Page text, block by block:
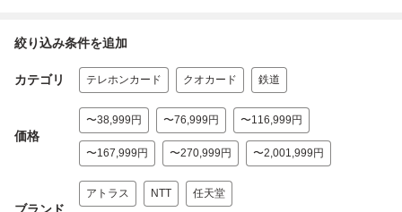
絞り込み条件を追加
カテゴリ テレホンカード クオカード 鉄道
価格
〜38,999円 〜76,999円 〜116,999円
〜167,999円 〜270,999円 〜2,001,999円
アトラス NTT 任天堂